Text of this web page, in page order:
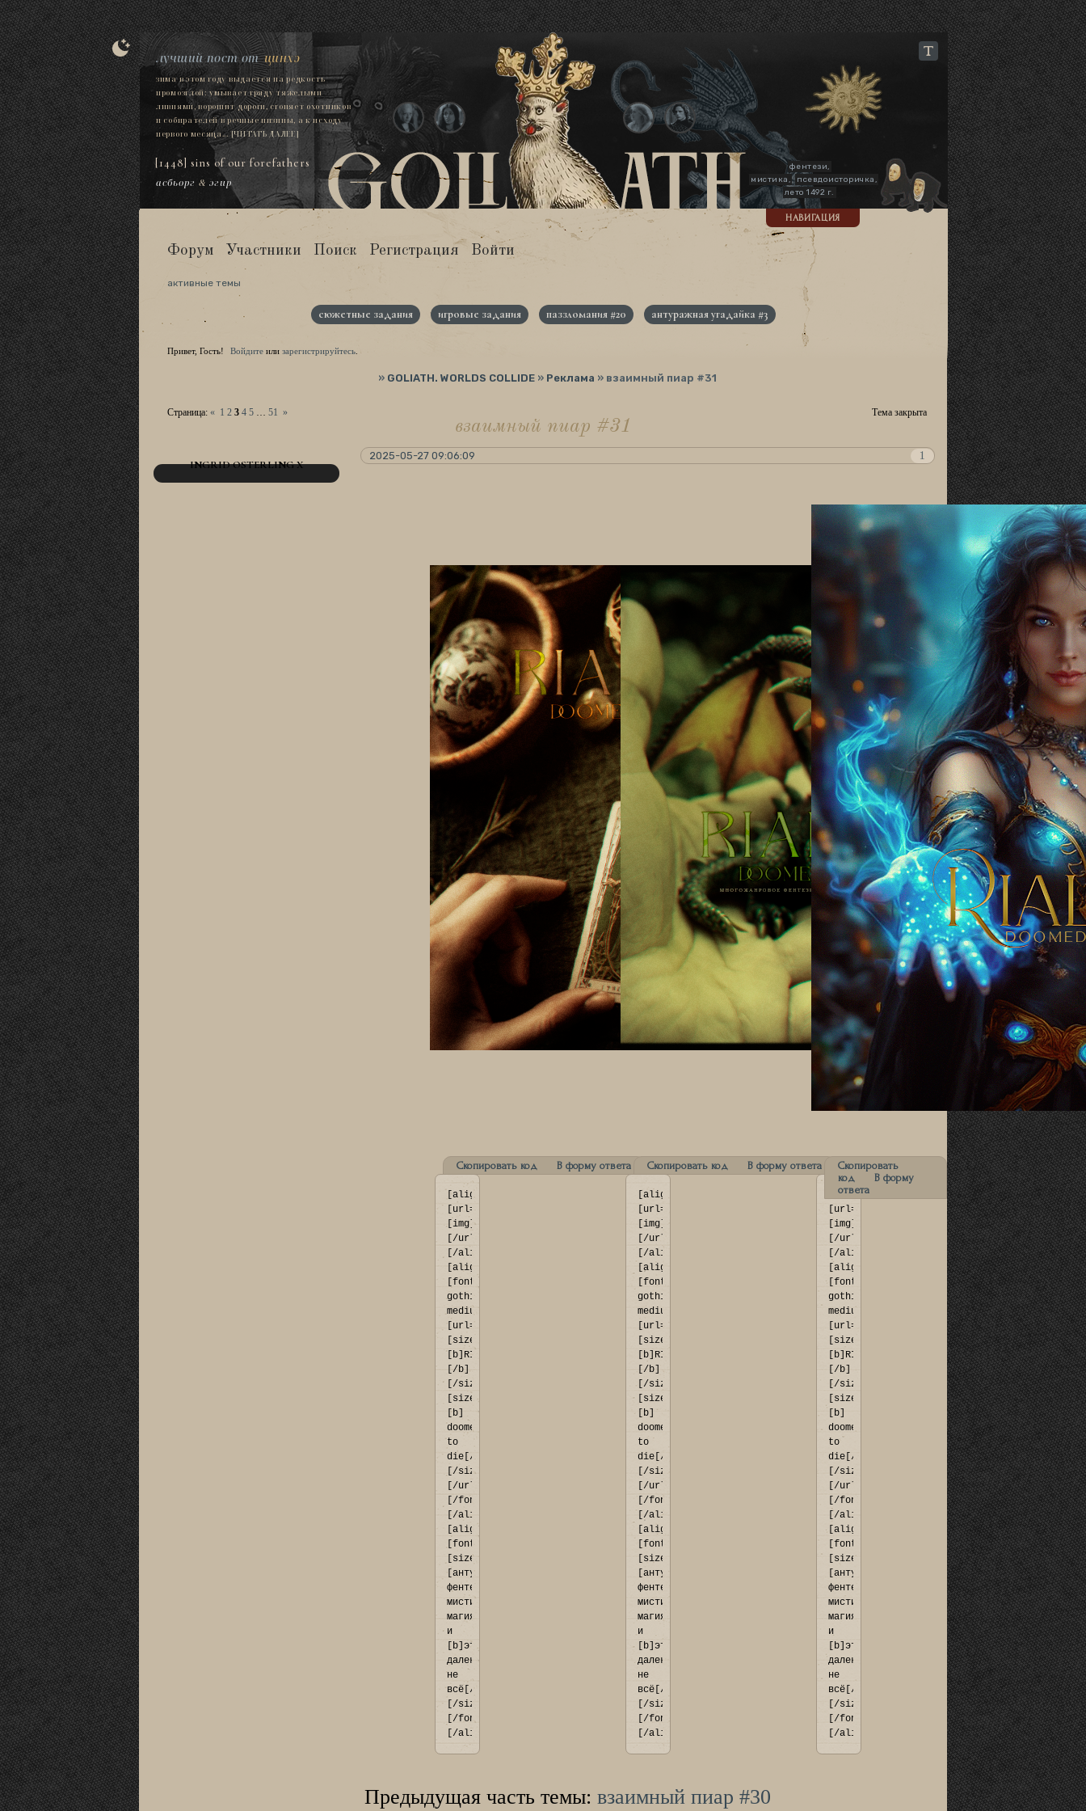
[1448] sins of our forefathers
асбьорг & эгир
лучший пост отцинхэ
зима в этом году выдается на редкость
промозглой: умывает гряду тяжелыми
ливнями, ворошит дороги, сгоняет охотников
и собирателей в речные низины, а к исходу
первого месяца...[ЧИТАТЬ ДАЛЕЕ]
фентези,
мистика,
псевдоисторичка,
лето 1492 г.
НАВИГАЦИЯ
Форум Участники Поиск Регистрация Войти
активные темы
сюжетные задания игровые задания паззломания #20 антуражная угадайка #3
Привет, Гость! Войдите или зарегистрируйтесь
» GOLIATH. WORLDS COLLIDE » Реклама » взаимный пиар #31
взаимный пиар #31
Страница: « 1 2 3 4 5 … 51 » Тема закрыта
1
2025-05-27 09:06:09
INGRID OSTERLING X
Скопировать код В форму ответа
[align=center]
[url=http://rialan.rusff.me/]
[img]https://i.imgur.com/294FOfk.png[/img]
[/url]
[/align]
[align=center]
[font=franklin
gothic
medium]
[url=http://rialan.rusff.me]
[size=73]
[b]RIALAN:
[/b]
[/size]
[size=28]
[b]
doomed
to
die[/b]
[/size]
[/url]
[/font]
[/align]
[align=center]
[font=Georgia]
[size=14]
[антуражка,
фентези,
мистика,
магия
и
[b]это
далеко
не
всё[/b]]
[/size]
[/font]
[/align]
Скопировать код В форму ответа
[align=center]
[url=http://rialan.rusff.me/]
[img]https://i.imgur.com/3EwEY35.png[/img]
[/url]
[/align]
[align=center]
[font=franklin
gothic
medium]
[url=http://rialan.rusff.me]
[size=73]
[b]RIALAN:
[/b]
[/size]
[size=28]
[b]
doomed
to
die[/b]
[/size]
[/url]
[/font]
[/align]
[align=center]
[font=Georgia]
[size=14]
[антуражка,
фентези,
мистика,
магия
и
[b]это
далеко
не
всё[/b]]
[/size]
[/font]
[/align]
Скопировать
код
В форму
ответа
[align=center]
[url=http://rialan.rusff.me/]
[img]https://upforme.ru/uploads/001c/52/36/
[/url]
[/align]
[align=center]
[font=franklin
gothic
medium]
[url=http://rialan.rusff.me]
[size=73]
[b]RIALAN:
[/b]
[/size]
[size=28]
[b]
doomed
to
die[/b]
[/size]
[/url]
[/font]
[/align]
[align=center]
[font=Georgia]
[size=14]
[антуражка,
фентези,
мистика,
магия
и
[b]это
далеко
не
всё[/b]]
[/size]
[/font]
[/align]
Предыдущая часть темы: взаимный пиар #30